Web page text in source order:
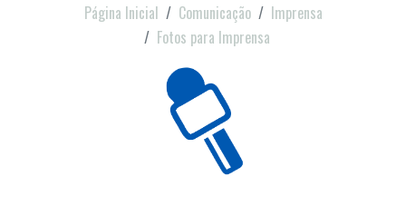
Página Inicial Comunicação
Imprensa
Fotos para Imprensa